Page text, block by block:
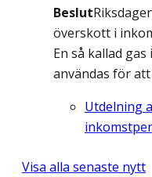
Beslut
överskott i
En så kallad
användas för
Utdelning
Visa alla senaste nytt